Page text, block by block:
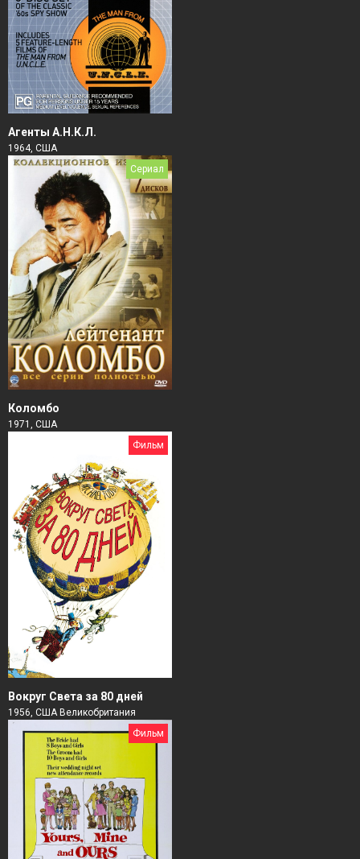
Агенты А.Н.К.Л.
1964, США
Сериал
Коломбо
1971, США
Фильм
Вокруг Света за 80 дней
1956, США Великобритания
Фильм